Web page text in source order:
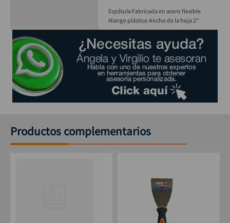
Espátula Fabricada en acero flexible
Mango plástico Ancho de la hoja 2"
Productos complementarios